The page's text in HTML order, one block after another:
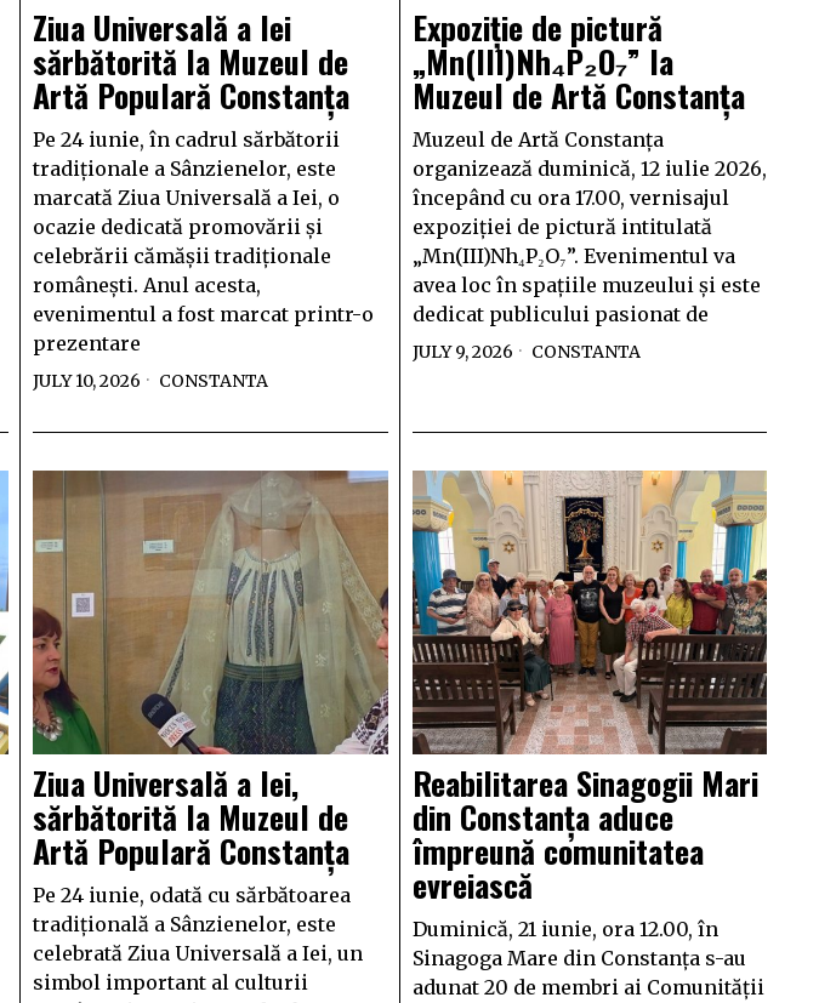
Ziua Universală a Iei
sărbătorită la Muzeul de
Artă Populară Constanța
Pe 24 iunie, în cadrul sărbătorii
tradiționale a Sânzienelor, este
marcată Ziua Universală a Iei, o
ocazie dedicată promovării și
celebrării cămășii tradiționale
românești. Anul acesta,
evenimentul a fost marcat printr-o
prezentare
JULY 10, 2026 CONSTANTA
Expoziție de pictură
„Mn(III)Nh₄P₂O₇” la
Muzeul de Artă Constanța
Muzeul de Artă Constanța
organizează duminică, 12 iulie 2026,
începând cu ora 17.00, vernisajul
expoziției de pictură intitulată
„Mn(III)Nh₄P₂O₇”. Evenimentul va
avea loc în spațiile muzeului și este
dedicat publicului pasionat de
JULY 9, 2026 CONSTANTA
Ziua Universală a Iei,
sărbătorită la Muzeul de
Artă Populară Constanța
Pe 24 iunie, odată cu sărbătoarea
tradițională a Sânzienelor, este
celebrată Ziua Universală a Iei, un
simbol important al culturii
Reabilitarea Sinagogii Mari
din Constanța aduce
împreună comunitatea
evreiască
Duminică, 21 iunie, ora 12.00, în
Sinagoga Mare din Constanța s-au
adunat 20 de membri ai Comunității